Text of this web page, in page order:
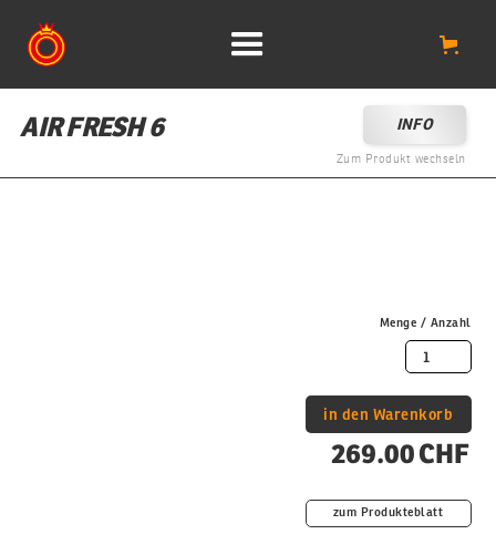
AIR FRESH 6 INFO
Zum Produkt wechseln
Menge / Anzahl
269.00 CHF
zum Produkteblatt